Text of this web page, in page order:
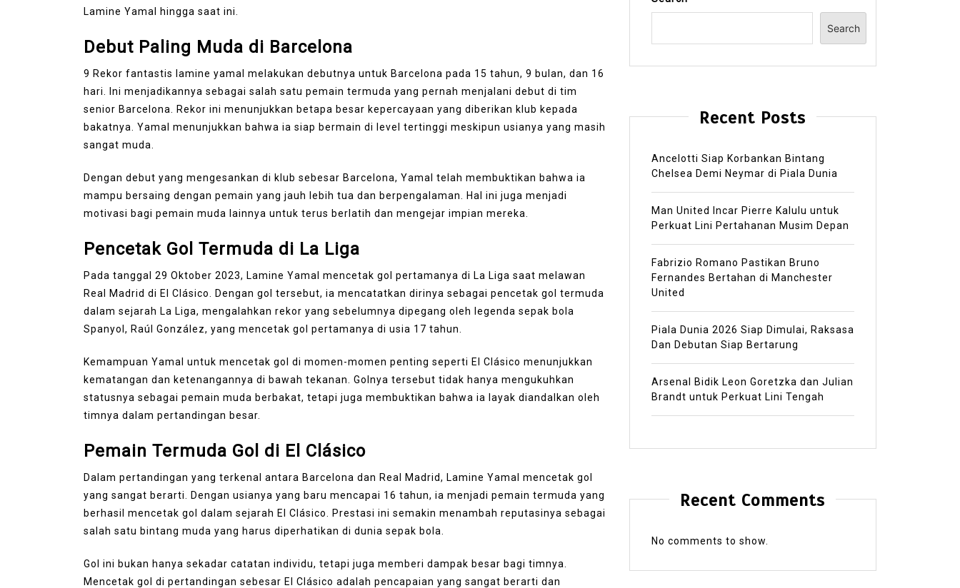
Lamine Yamal hingga saat ini.
Debut Paling Muda di Barcelona
9 Rekor fantastis lamine yamal melakukan debutnya untuk Barcelona pada 15 tahun, 9 bulan, dan 16
hari. Ini menjadikannya sebagai salah satu pemain termuda yang pernah menjalani debut di tim
senior Barcelona. Rekor ini menunjukkan betapa besar kepercayaan yang diberikan klub kepada
bakatnya. Yamal menunjukkan bahwa ia siap bermain di level tertinggi meskipun usianya yang masih
sangat muda.
Dengan debut yang mengesankan di klub sebesar Barcelona, Yamal telah membuktikan bahwa ia
mampu bersaing dengan pemain yang jauh lebih tua dan berpengalaman. Hal ini juga menjadi
motivasi bagi pemain muda lainnya untuk terus berlatih dan mengejar impian mereka.
Pencetak Gol Termuda di La Liga
Pada tanggal 29 Oktober 2023, Lamine Yamal mencetak gol pertamanya di La Liga saat melawan
Real Madrid di El Clásico. Dengan gol tersebut, ia mencatatkan dirinya sebagai pencetak gol termuda
dalam sejarah La Liga, mengalahkan rekor yang sebelumnya dipegang oleh legenda sepak bola
Spanyol, Raúl González, yang mencetak gol pertamanya di usia 17 tahun.
Kemampuan Yamal untuk mencetak gol di momen-momen penting seperti El Clásico menunjukkan
kematangan dan ketenangannya di bawah tekanan. Golnya tersebut tidak hanya mengukuhkan
statusnya sebagai pemain muda berbakat, tetapi juga membuktikan bahwa ia layak diandalkan oleh
timnya dalam pertandingan besar.
Pemain Termuda Gol di El Clásico
Dalam pertandingan yang terkenal antara Barcelona dan Real Madrid, Lamine Yamal mencetak gol
yang sangat berarti. Dengan usianya yang baru mencapai 16 tahun, ia menjadi pemain termuda yang
berhasil mencetak gol dalam sejarah El Clásico. Prestasi ini semakin menambah reputasinya sebagai
salah satu bintang muda yang harus diperhatikan di dunia sepak bola.
Gol ini bukan hanya sekadar catatan individu, tetapi juga memberi dampak besar bagi timnya.
Mencetak gol di pertandingan sebesar El Clásico adalah pencapaian yang sangat berarti dan
Search
Recent Posts
Ancelotti Siap Korbankan Bintang
Chelsea Demi Neymar di Piala Dunia
Man United Incar Pierre Kalulu untuk
Perkuat Lini Pertahanan Musim Depan
Fabrizio Romano Pastikan Bruno
Fernandes Bertahan di Manchester
United
Piala Dunia 2026 Siap Dimulai, Raksasa
Dan Debutan Siap Bertarung
Arsenal Bidik Leon Goretzka dan Julian
Brandt untuk Perkuat Lini Tengah
Recent Comments
No comments to show.